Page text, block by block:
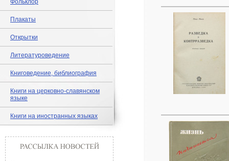
Фольклор
Плакаты
Открытки
Литературоведение
Книговедение, библиография
Книги на церковно-славянском
языке
Книги на иностранных языках